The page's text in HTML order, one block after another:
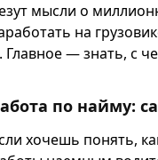
мысли о
на
Главное — знать, с
по найму:
хочешь понять,